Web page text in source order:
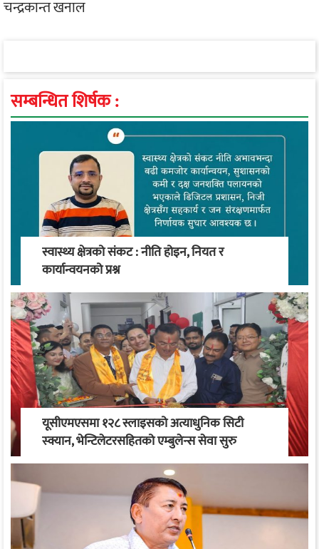
चन्द्रकान्त खनाल
सम्बन्धित शिर्षक :
स्वास्थ्य क्षेत्रको संकट : नीति होइन, नियत र
कार्यान्वयनको प्रश्न
यूसीएमएसमा १२८ स्लाइसको अत्याधुनिक सिटी
स्क्यान, भेन्टिलेटरसहितको एम्बुलेन्स सेवा सुरु